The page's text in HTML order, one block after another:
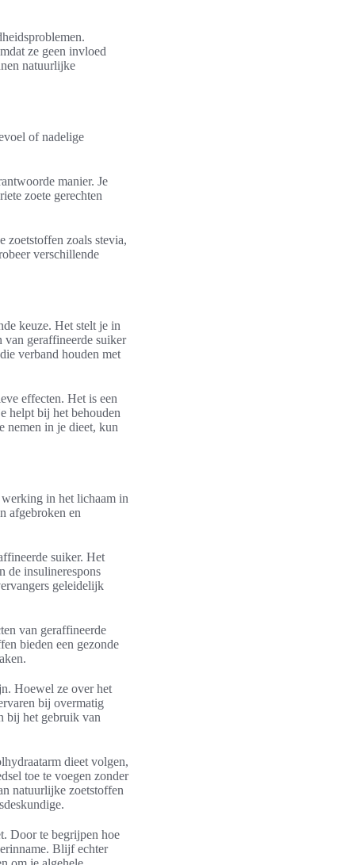
ze geen invloed
natuurlijke
of nadelige
manier. Je
zoete gerechten
zoetstoffen zoals stevia,
verschillende
keuze. Het stelt je in
van geraffineerde suiker
verband houden met
effecten. Het is een
helpt bij het behouden
nemen in je dieet, kun
in het lichaam in
afgebroken en
suiker. Het
de insulinerespons
geleidelijk
van geraffineerde
bieden een gezonde
Hoewel ze over het
bij overmatig
bij het gebruik van
dieet volgen,
toe te voegen zonder
natuurlijke zoetstoffen
Door te begrijpen hoe
Blijf echter